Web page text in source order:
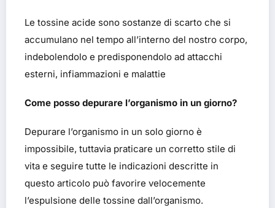
Le tossine acide sono sostanze di scarto che si
accumulano nel tempo all’interno del nostro corpo,
indebolendolo e predisponendolo ad attacchi
esterni, infiammazioni e malattie
Come posso depurare l’organismo in un giorno?
Depurare l’organismo in un solo giorno è
impossibile, tuttavia praticare un corretto stile di
vita e seguire tutte le indicazioni descritte in
questo articolo può favorire velocemente
l’espulsione delle tossine dall’organismo.